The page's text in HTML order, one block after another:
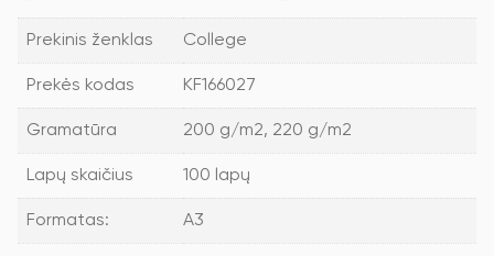
Prekinis ženklas College
Prekės kodas KF166027
Gramatūra 200 g/m2, 220 g/m2
Lapų skaičius 100 lapų
Formatas: A3